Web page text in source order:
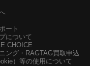
ート
について
CHOICE
ング・RAGTAG買取申込
）等の使用について